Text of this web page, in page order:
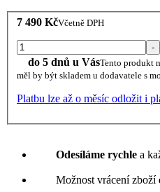
7 490 KčVčetně DPH
-
do 5 dnů u VásTento produkt
měl by být skladem u dodavatele s
Platbu lze až o měsíc odložit i
Odesíláme rychle a
Možnost vrácení zboží